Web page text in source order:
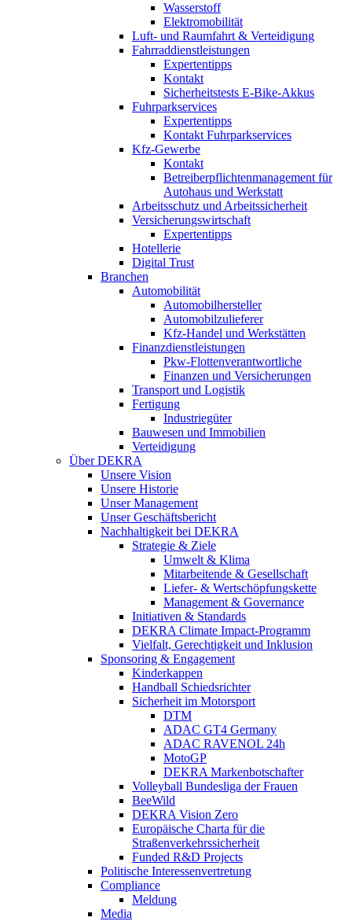
Wasserstoff
Elektromobilität
Luft- und Raumfahrt & Verteidigung
Fahrraddienstleistungen
Expertentipps
Kontakt
Sicherheitstests E-Bike-Akkus
Fuhrparkservices
Expertentipps
Kontakt Fuhrparkservices
Kfz-Gewerbe
Kontakt
Betreiberpflichtenmanagement für
Autohaus und Werkstatt
Arbeitsschutz und Arbeitssicherheit
Versicherungswirtschaft
Expertentipps
Hotellerie
Digital Trust
Branchen
Automobilität
Automobilhersteller
Automobilzulieferer
Kfz-Handel und Werkstätten
Finanzdienstleistungen
Pkw‑Flottenverantwortliche
Finanzen und Versicherungen
Transport und Logistik
Fertigung
Industriegüter
Bauwesen und Immobilien
Verteidigung
Über DEKRA
Unsere Vision
Unsere Historie
Unser Management
Unser Geschäftsbericht
Nachhaltigkeit bei DEKRA
Strategie & Ziele
Umwelt & Klima
Mitarbeitende & Gesellschaft
Liefer- & Wertschöpfungskette
Management & Governance
Initiativen & Standards
DEKRA Climate Impact-Programm
Vielfalt, Gerechtigkeit und Inklusion​
Sponsoring & Engagement
Kinderkappen
Handball Schiedsrichter
Sicherheit im Motorsport
DTM
ADAC GT4 Germany
ADAC RAVENOL 24h
MotoGP
DEKRA Markenbotschafter
Volleyball Bundesliga der Frauen
BeeWild
DEKRA Vision Zero
Europäische Charta für die
Straßenverkehrssicherheit
Funded R&D Projects
Politische Interessenvertretung
Compliance
Meldung
Media